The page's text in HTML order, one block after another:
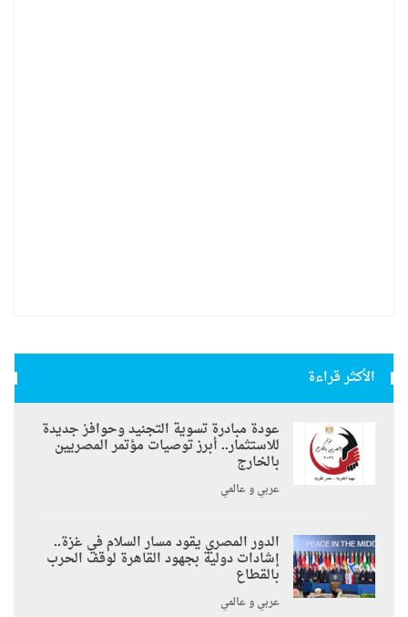
الأكثر قراءة
عودة مبادرة تسوية التجنيد وحوافز جديدة
للاستثمار.. أبرز توصيات مؤتمر المصريين
بالخارج
عربي و عالمي
الدور المصري يقود مسار السلام في غزة..
إشادات دولية بجهود القاهرة لوقف الحرب
بالقطاع
عربي و عالمي